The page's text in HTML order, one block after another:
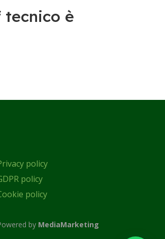
è
policy
policy
policy
by MediaMarketing